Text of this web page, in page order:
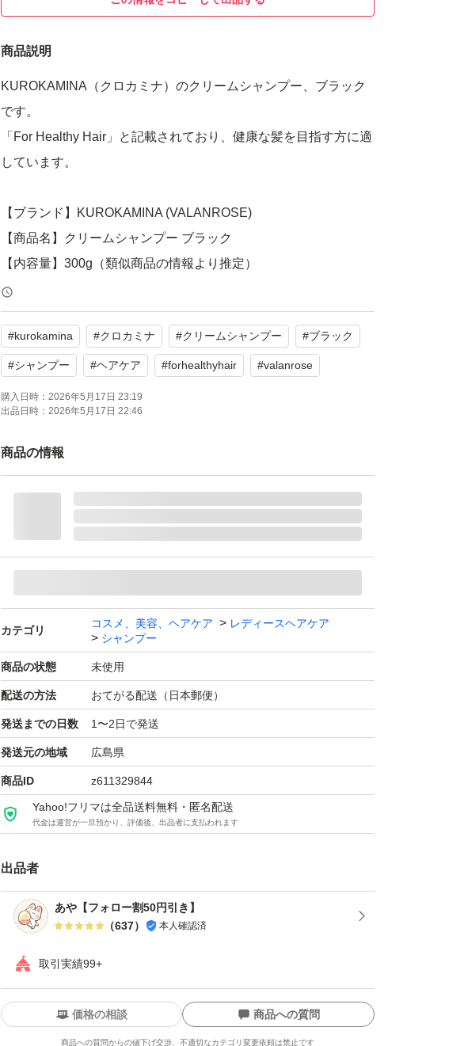
商品説明
KUROKAMINA（クロカミナ）のクリームシャンプー、ブラック
です。
「For Healthy Hair」と記載されており、健康な髪を目指す方に適
しています。
【ブランド】KUROKAMINA (VALANROSE)
【商品名】クリームシャンプー ブラック
【内容量】300g（類似商品の情報より推定）
【商品の状態】未使用品です。パッケージに目立った傷や汚れは
ありません。
よろしくお願いいたします。
KUROKAMINA (クロカミナ） 黒髪シャンプー 300g 白髪染め シ
ブランド：ー
#kurokamina #クロカミナ #クリームシャンプー #ブラック
#シャンプー #ヘアケア #forhealthyhair #valanrose
購入日時： 2026年5月17日 23:19
出品日時： 2026年5月17日 22:46
商品の情報
カテゴリ
コスメ、美容、ヘアケア
レディースヘアケア
シャンプー
商品の状態 未使用
配送の方法 おてがる配送（日本郵便）
発送までの日数 1〜2日で発送
発送元の地域 広島県
商品ID z611329844
Yahoo!フリマは全品送料無料・匿名配送
代金は運営が一旦預かり、評価後、出品者に支払われます
出品者
あや【フォロー割50円引き】
（637） 本人確認済
取引実績99+
価格の相談 商品への質問
商品への質問からの値下げ交渉、不適切なカテゴリ変更依頼は禁止です